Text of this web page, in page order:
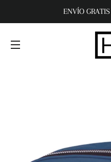
ENVÍO